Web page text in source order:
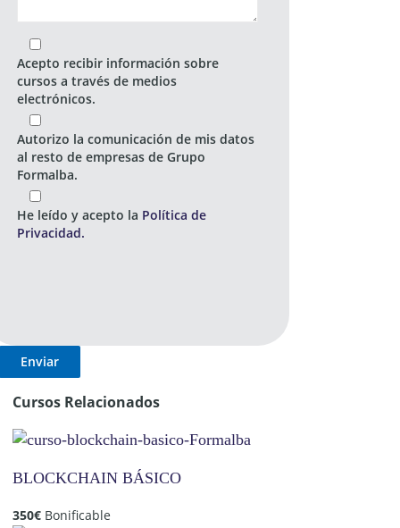
Acepto recibir información sobre
cursos a través de medios
electrónicos.
Autorizo la comunicación de mis datos
al resto de empresas de Grupo
Formalba.
He leído y acepto la Política de
Privacidad.
Cursos Relacionados
BLOCKCHAIN BÁSICO
350€ Bonificable